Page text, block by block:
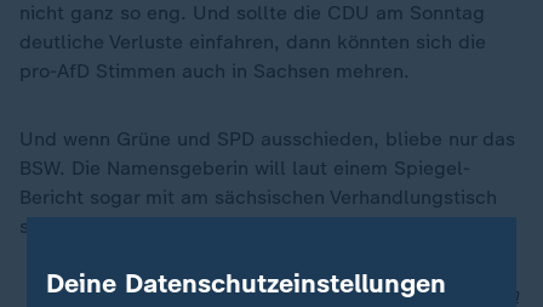
nicht ganz so eng. Und sollte die CDU am Sonntag
deutliche Verluste einfahren, dann könnten sich die
pro-AfD Stimmen auch in Sachsen mehren.
Und wenn Grüne und SPD ausschieden, bliebe nur das
BSW. Die Namensgeberin will laut einem Spiegel-
Bericht sogar mit am sächsischen Verhandlungstisch
sitzen.
ZDF-Politbarometer Extra: CDU in Sachsen vorn, in
Deine Datenschutzeinstellungen